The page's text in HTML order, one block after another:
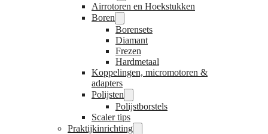
Airrotoren en Hoekstukken
Boren
Borensets
Diamant
Frezen
Hardmetaal
Koppelingen, micromotoren &
adapters
Polijsten
Polijstborstels
Scaler tips
Praktijkinrichting